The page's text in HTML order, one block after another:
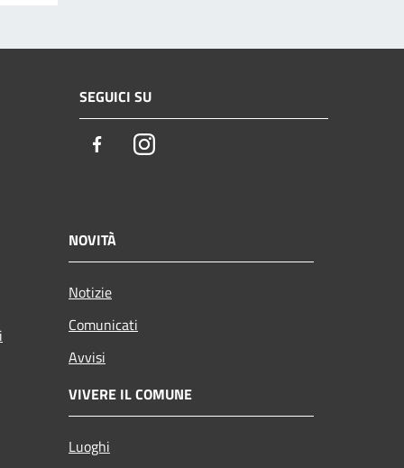
SEGUICI SU
FacebookInstagram
NOVITÀ
Notizie
Comunicati
Avvisi
VIVERE IL COMUNE
Luoghi